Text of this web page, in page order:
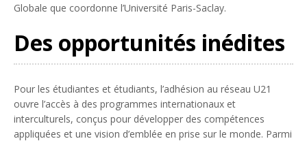
Globale que coordonne l’Université Paris-Saclay.
Des opportunités inédites
Pour les étudiantes et étudiants, l’adhésion au réseau U21
ouvre l’accès à des programmes internationaux et
interculturels, conçus pour développer des compétences
appliquées et une vision d’emblée en prise sur le monde. Parmi